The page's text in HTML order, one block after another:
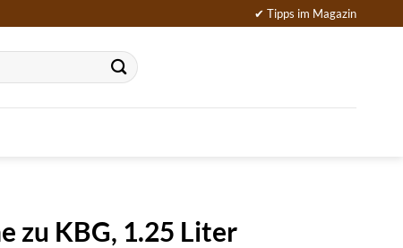
✔ Tipps im Magazin
zu KBG, 1.25 Liter